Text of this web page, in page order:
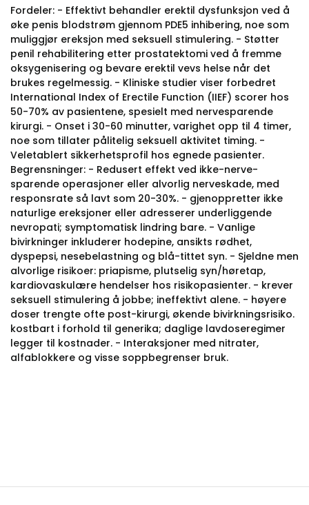
Fordeler: - Effektivt behandler erektil dysfunksjon ved å
øke penis blodstrøm gjennom PDE5 inhibering, noe som
muliggjør ereksjon med seksuell stimulering. - Støtter
penil rehabilitering etter prostatektomi ved å fremme
oksygenisering og bevare erektil vevs helse når det
brukes regelmessig. - Kliniske studier viser forbedret
International Index of Erectile Function (IIEF) scorer hos
50-70% av pasientene, spesielt med nervesparende
kirurgi. - Onset i 30-60 minutter, varighet opp til 4 timer,
noe som tillater pålitelig seksuell aktivitet timing. -
Veletablert sikkerhetsprofil hos egnede pasienter.
Begrensninger: - Redusert effekt ved ikke-nerve-
sparende operasjoner eller alvorlig nerveskade, med
responsrate så lavt som 20-30%. - gjenoppretter ikke
naturlige ereksjoner eller adresserer underliggende
nevropati; symptomatisk lindring bare. - Vanlige
bivirkninger inkluderer hodepine, ansikts rødhet,
dyspepsi, nesebelastning og blå-tittet syn. - Sjeldne men
alvorlige risikoer: priapisme, plutselig syn/høretap,
kardiovaskulære hendelser hos risikopasienter. - krever
seksuell stimulering å jobbe; ineffektivt alene. - høyere
doser trengte ofte post-kirurgi, økende bivirkningsrisiko.
kostbart i forhold til generika; daglige lavdoseregimer
legger til kostnader. - Interaksjoner med nitrater,
alfablokkere og visse soppbegrenser bruk.